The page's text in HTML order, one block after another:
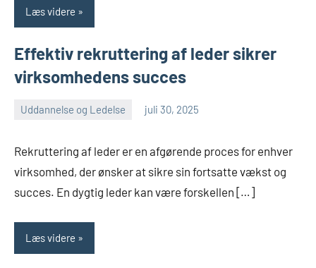
Læs videre
Effektiv rekruttering af leder sikrer
virksomhedens succes
Uddannelse og Ledelse juli 30, 2025
Rekruttering af leder er en afgørende proces for enhver
virksomhed, der ønsker at sikre sin fortsatte vækst og
succes. En dygtig leder kan være forskellen […]
Læs videre